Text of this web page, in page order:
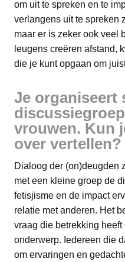
om uit te spreken en te
verlangens uit te spreken
maar er is zeker ook veel
leugens creëren afstand,
die je kunt opgaan om
Je organiseert
vrouwen. Kun
over vertellen?
Dialoog der (on)deugden
met een kleine groep de
fetisjisme en de impact
relatie met anderen. Het
vraag die betrekking
onderwerp. Iedereen die
om ervaringen en